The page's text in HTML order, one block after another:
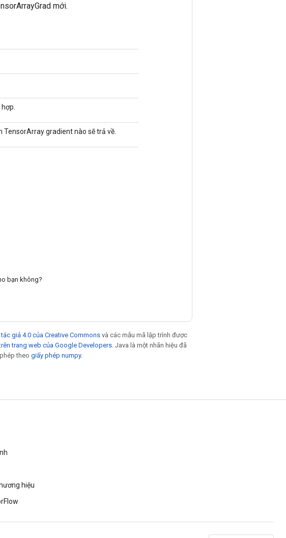
mới.
gradient nào sẽ trả về.
bạn không?
giả 4.0 của Creative Commons và các mẫu mã lập trình được
trang web của Google Developers . Java là một nhãn hiệu đã
theo giấy phép numpy.
hiệu